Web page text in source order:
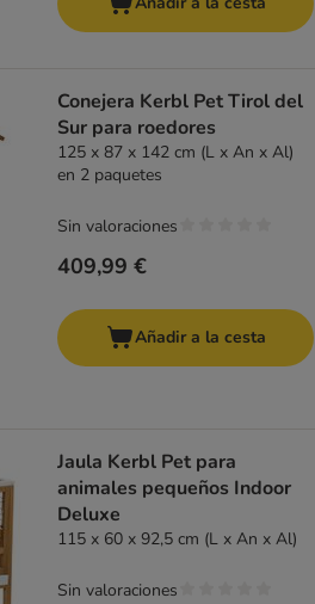
Conejera Kerbl Pet Tirol del
Sur para roedores
125 x 87 x 142 cm (L x An x Al)
en 2 paquetes
409,99 €
Sin valoraciones
Añadir a la cesta
Jaula Kerbl Pet para
animales pequeños Indoor
Deluxe
115 x 60 x 92,5 cm (L x An x Al)
Sin valoraciones